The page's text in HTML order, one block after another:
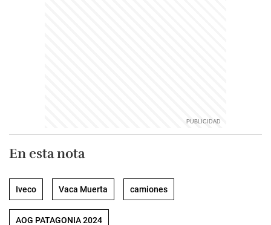
En esta nota
Iveco Vaca Muerta camiones
AOG PATAGONIA 2024